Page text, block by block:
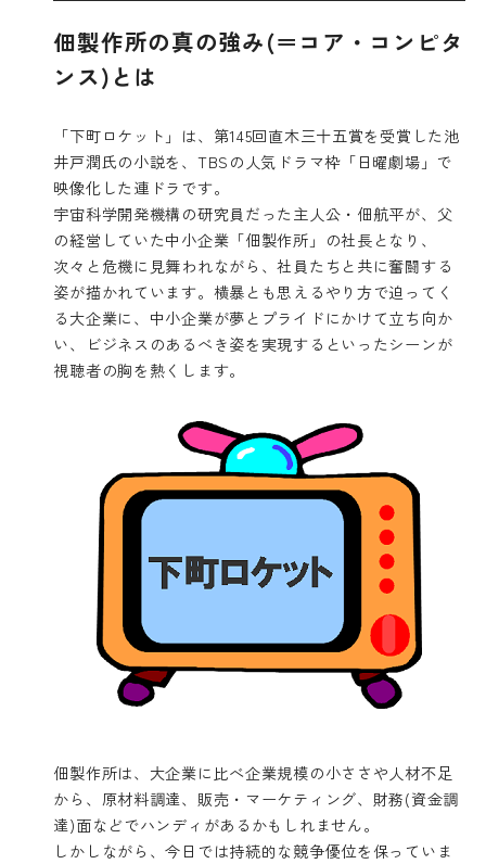
佃製作所の真の強み(＝コア・コンピタ
ンス)とは
「下町ロケット」は、第145回直木三十五賞を受賞した池
井戸潤氏の小説を、TBSの人気ドラマ枠「日曜劇場」で
映像化した連ドラです。
宇宙科学開発機構の研究員だった主人公・佃航平が、父
の経営していた中小企業「佃製作所」の社長となり、
次々と危機に見舞われながら、社員たちと共に奮闘する
姿が描かれています。横暴とも思えるやり方で迫ってく
る大企業に、中小企業が夢とプライドにかけて立ち向か
い、ビジネスのあるべき姿を実現するといったシーンが
視聴者の胸を熱くします。
佃製作所は、大企業に比べ企業規模の小ささや人材不足
から、原材料調達、販売・マーケティング、財務(資金調
達)面などでハンディがあるかもしれません。
しかしながら、今日では持続的な競争優位を保っていま